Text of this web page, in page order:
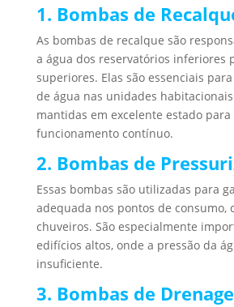
1. Bombas de
As bombas de recalque são
a água dos reservatórios inferiores
superiores. Elas são essenciais
de água nas unidades
mantidas em excelente estado
funcionamento contínuo.
2. Bombas de
Essas bombas são utilizadas para
adequada nos pontos de consumo,
chuveiros. São especialmente
edifícios altos, onde a pressão da
insuficiente.
3. Bombas de